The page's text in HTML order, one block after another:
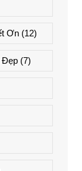
Ơn(12)
Đẹp(7)